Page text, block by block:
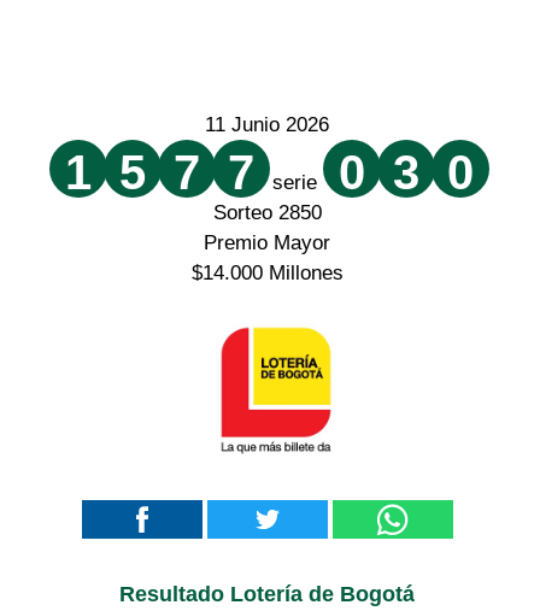
11 Junio 2026
1 5 7 7 serie 0 3 0
Sorteo 2850
Premio Mayor
$14.000 Millones
Resultado Lotería de Bogotá